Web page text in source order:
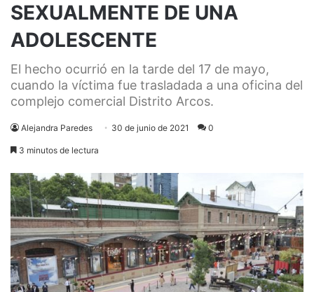
SEXUALMENTE DE UNA
ADOLESCENTE
El hecho ocurrió en la tarde del 17 de mayo,
cuando la víctima fue trasladada a una oficina del
complejo comercial Distrito Arcos.
Alejandra Paredes 30 de junio de 2021 0
3 minutos de lectura